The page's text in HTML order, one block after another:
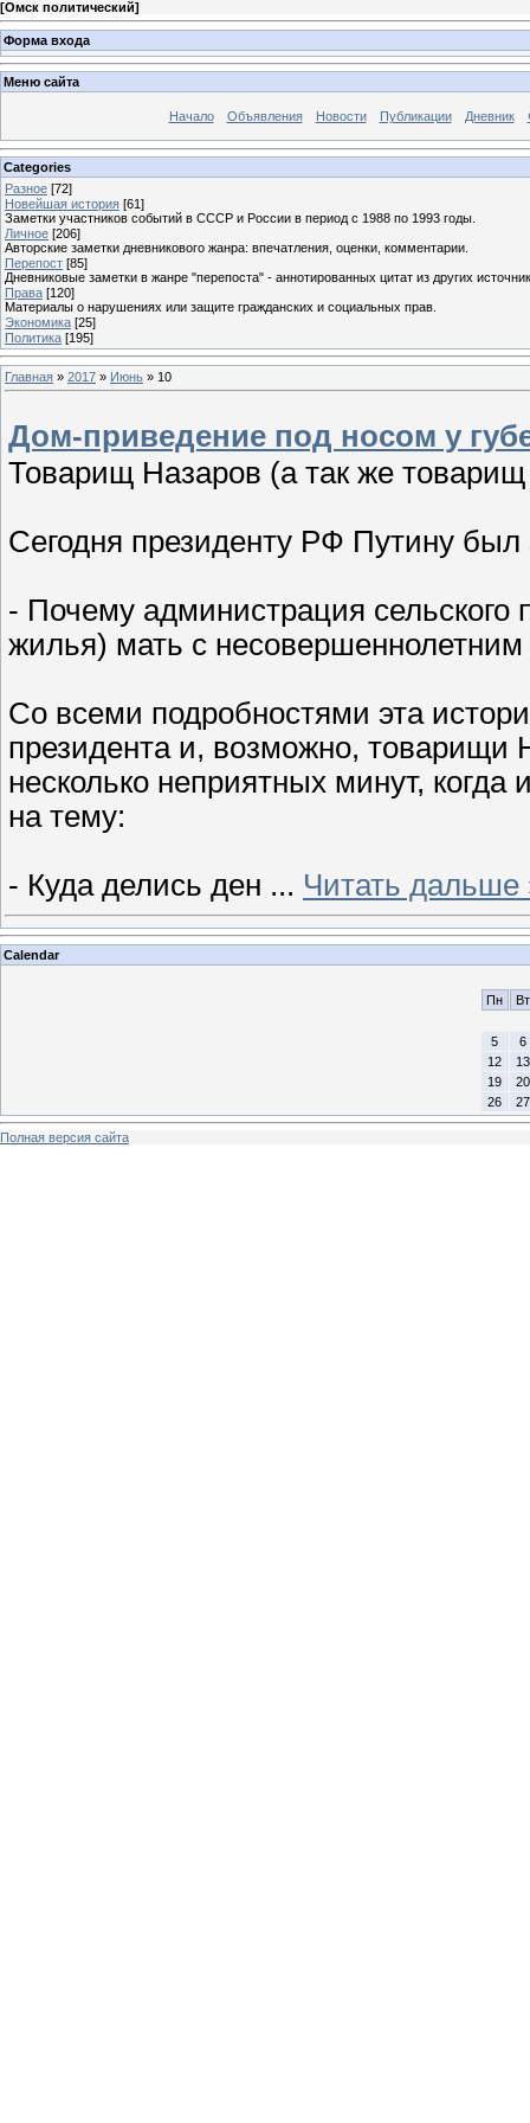
[Омск политический]
Форма входа
Меню сайта
Начало Объявления Новости Публикации Дневник
Categories
Разное [72]
Новейшая история [61]
Заметки участников событий в СССР и России в период с 1988 по 1993 годы.
Личное [206]
Авторские заметки дневникового жанра: впечатления, оценки, комментарии.
Перепост [85]
Дневниковые заметки в жанре "перепоста" - аннотированных цитат из других
Права [120]
Материалы о нарушениях или защите гражданских и социальных прав.
Экономика [25]
Политика [195]
Главная » 2017 » Июнь » 10
Дом-приведение под носом у
Товарищ Назаров (а так же
Сегодня президенту РФ Путину был
- Почему администрация сельского
жилья) мать с
Со всеми подробностями эта
президента и, возможно,
несколько неприятных минут, когда
на тему:
- Куда делись ден ... Читать дальше
Calendar
Пн Вт
5
6
12
13
19
20
26
27
Полная версия сайта